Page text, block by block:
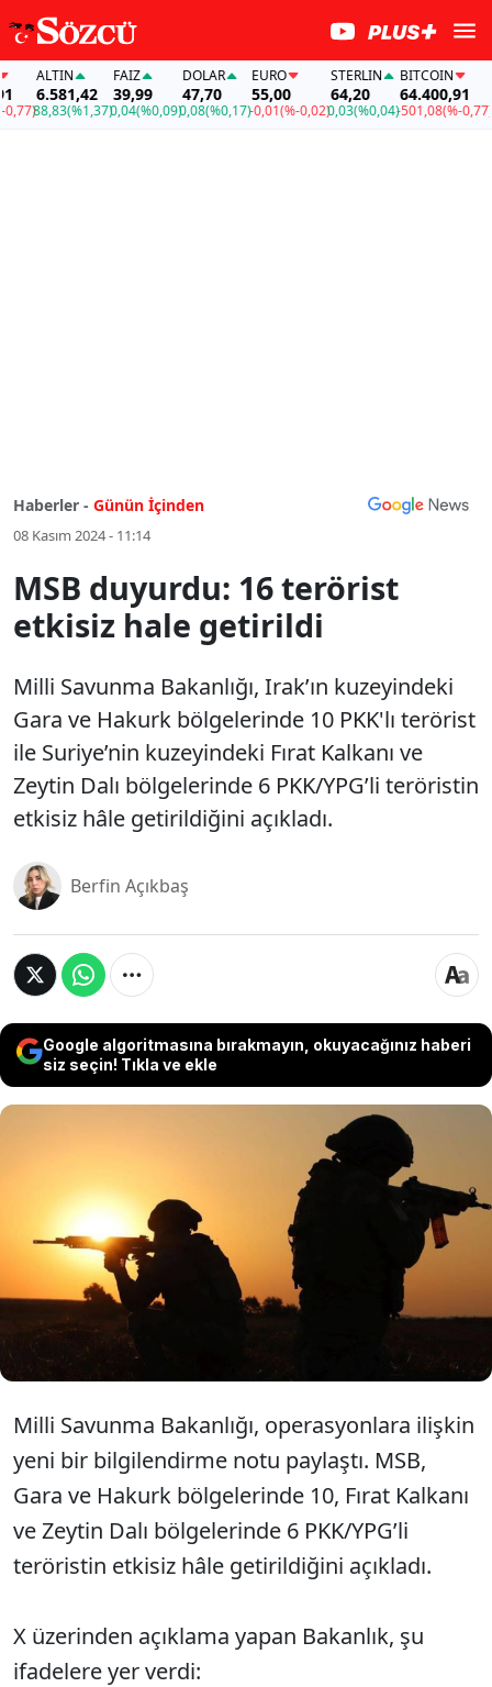
ALTIN
6.581,42
88,83(%1,37)
FAİZ
39,99
0,04(%0,09)
DOLAR
47,70
0,08(%0,17)
EURO
55,00
-0,01(%-0,02)
STERLIN
64,20
0,03(%0,04)
BITCOIN
64.400,91
-501,08(%-0,77)
Haberler - Günün İçinden
08 Kasım 2024 - 11:14
MSB duyurdu: 16 terörist
etkisiz hale getirildi
Milli Savunma Bakanlığı, Irak’ın kuzeyindeki
Gara ve Hakurk bölgelerinde 10 PKK'lı terörist
ile Suriye’nin kuzeyindeki Fırat Kalkanı ve
Zeytin Dalı bölgelerinde 6 PKK/YPG’li teröristin
etkisiz hâle getirildiğini açıkladı.
Berfin Açıkbaş
Google algoritmasına bırakmayın, okuyacağınız haberi
siz seçin! Tıkla ve ekle
Milli Savunma Bakanlığı, Irak’ın kuzeyindeki
Gara ve Hakurk bölgelerinde 10 PKK'lı terörist
ile Suriye’nin kuzeyindeki Fırat Kalkanı ve
Zeytin Dalı bölgelerinde 6 PKK/YPG’li teröristin
etkisiz hâle getirildiğini açıkladı.
Milli Savunma Bakanlığı, operasyonlara ilişkin
yeni bir bilgilendirme notu paylaştı. MSB,
Gara ve Hakurk bölgelerinde 10, Fırat Kalkanı
ve Zeytin Dalı bölgelerinde 6 PKK/YPG’li
teröristin etkisiz hâle getirildiğini açıkladı.
X üzerinden açıklama yapan Bakanlık, şu
ifadelere yer verdi: